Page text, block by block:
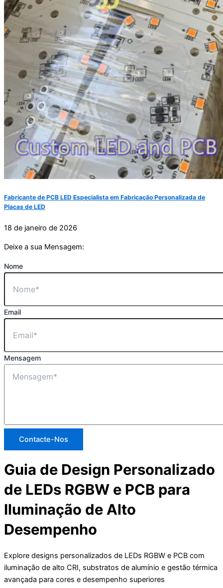
Fabricante de PCB LED Especialista em Fabricação Personalizada de
Placas de LED
18 de janeiro de 2026
Deixe a sua Mensagem:
Nome
Email
Mensagem
Contacte-Nos
Guia de Design Personalizado
de LEDs RGBW e PCB para
Iluminação de Alto
Desempenho
Explore designs personalizados de LEDs RGBW e PCB com
iluminação de alto CRI, substratos de alumínio e gestão térmica
avançada para cores e desempenho superiores